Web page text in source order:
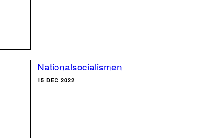
Nationalsocialismen
15 DEC 2022